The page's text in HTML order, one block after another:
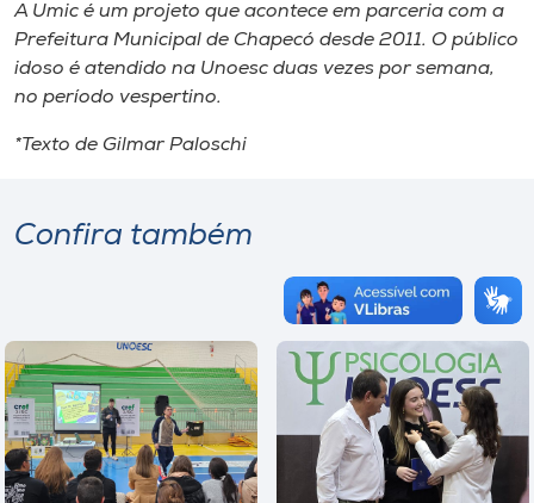
A Umic é um projeto que acontece em parceria com a
Prefeitura Municipal de Chapecó desde 2011. O público
idoso é atendido na Unoesc duas vezes por semana,
no período vespertino.
*Texto de Gilmar Paloschi
Confira também